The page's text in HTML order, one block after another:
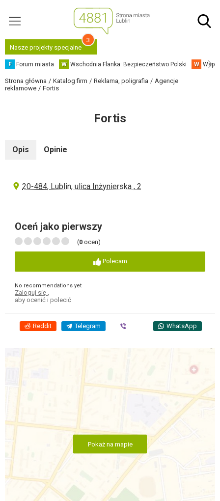
Nasze projekty specjalne
3
F Forum miasta W Wschodnia Flanka: Bezpieczeństwo Polski W
Strona główna Katalog firm Reklama, poligrafia
Agencje
reklamowe
Fortis
Fortis
Opis Opinie
20-484, Lublin, ulica Inżynierska , 2
Oceń jako pierwszy
(0 ocen)
Polecam
No recommendations yet
Zaloguj się
aby ocenić i polecić
Reddit Telegram WhatsApp
Pokaż na mapie